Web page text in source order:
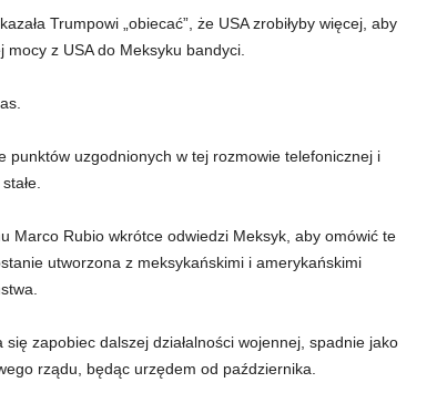
Trumpowi „obiecać”, że USA zrobiłyby więcej, aby
z USA do Meksyku bandyci.
punktów uzgodnionych w tej rozmowie telefonicznej i
Marco Rubio wkrótce odwiedzi Meksyk, aby omówić te
utworzona z meksykańskimi i amerykańskimi
zapobiec dalszej działalności wojennej, spadnie jako
rządu, będąc urzędem od października.